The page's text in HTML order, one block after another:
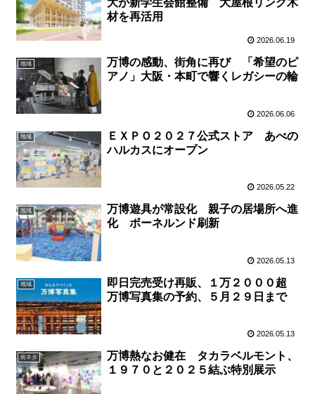
大が新学生会館整備 大屋根リング木
材を再活用
2026.06.19
地域
万博の感動、街角に再び 「希望のピ
アノ」大阪・本町で響くレガシーの輪
2026.06.06
地域
ＥＸＰＯ２０２７公式ストア あべの
ハルカスにオープン
2026.05.22
地域
万博遊具が常設化 親子の居場所へ進
化 ボーネルンド刷新
2026.05.13
地域
即日完売受け再販、１万２０００超
万博写真集の予約、５月２９日まで
2026.05.13
街ネタ
万博熱なお健在 タカラベルモント、
１９７０と２０２５結ぶ特別展示